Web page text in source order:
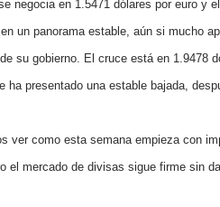
S&P
Todos
(SAN)
Todas
negocia en 1.5471 dólares por euro y
un panorama estable, aún si mucho
su gobierno. El cruce está en 1.9478
ha presentado una estable bajada,
ver como esta semana empieza con
el mercado de divisas sigue firme sin